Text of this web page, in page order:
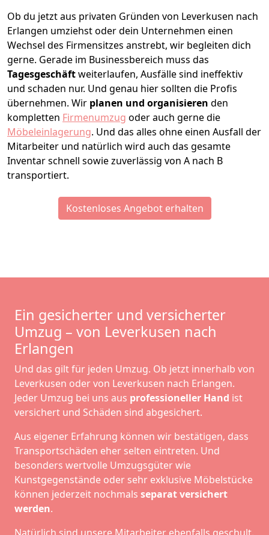
Ob du jetzt aus privaten Gründen von Leverkusen nach
Erlangen umziehst oder dein Unternehmen einen
Wechsel des Firmensitzes anstrebt, wir begleiten dich
gerne. Gerade im Businessbereich muss das
Tagesgeschäftweiterlaufen, Ausfälle sind ineffektiv
und schaden nur. Und genau hier sollten die Profis
übernehmen. Wir planen und organisieren den
kompletten Firmenumzug oder auch gerne die
Möbeleinlagerung. Und das alles ohne einen Ausfall der
Mitarbeiter und natürlich wird auch das gesamte
Inventar schnell sowie zuverlässig von A nach B
transportiert.
Kostenloses Angebot erhalten
Ein gesicherter und versicherter
Umzug – von Leverkusen nach
Erlangen
Und das gilt für jeden Umzug. Ob jetzt innerhalb von
Leverkusen oder von Leverkusen nach Erlangen.
Jeder Umzug bei uns aus professioneller Hand ist
versichert und Schäden sind abgesichert.
Aus eigener Erfahrung können wir bestätigen, dass
Transportschäden eher selten eintreten. Und
besonders wertvolle Umzugsgüter wie
Kunstgegenstände oder sehr exklusive Möbelstücke
können jederzeit nochmals separat versichert
werden.